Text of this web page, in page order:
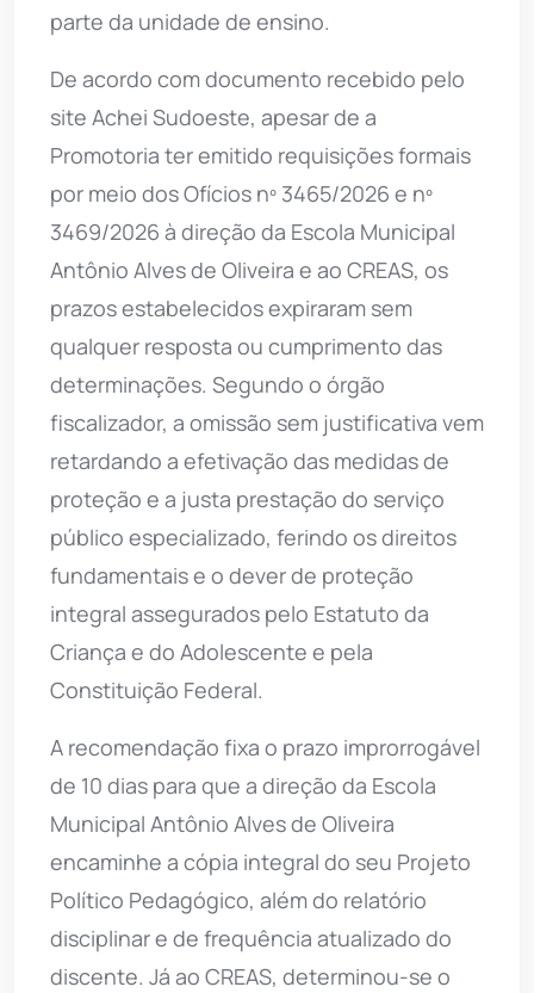
parte da unidade de ensino.
De acordo com documento recebido pelo
site Achei Sudoeste, apesar de a
Promotoria ter emitido requisições formais
por meio dos Ofícios nº 3465/2026 e nº
3469/2026 à direção da Escola Municipal
Antônio Alves de Oliveira e ao CREAS, os
prazos estabelecidos expiraram sem
qualquer resposta ou cumprimento das
determinações. Segundo o órgão
fiscalizador, a omissão sem justificativa vem
retardando a efetivação das medidas de
proteção e a justa prestação do serviço
público especializado, ferindo os direitos
fundamentais e o dever de proteção
integral assegurados pelo Estatuto da
Criança e do Adolescente e pela
Constituição Federal.
A recomendação fixa o prazo improrrogável
de 10 dias para que a direção da Escola
Municipal Antônio Alves de Oliveira
encaminhe a cópia integral do seu Projeto
Político Pedagógico, além do relatório
disciplinar e de frequência atualizado do
discente. Já ao CREAS, determinou-se o